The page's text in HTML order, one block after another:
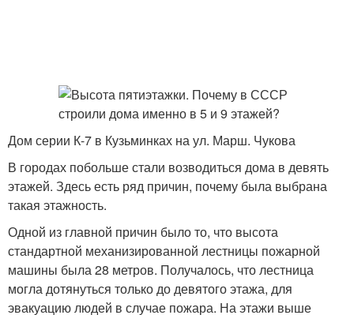
Дом серии К-7 в Кузьминках на ул. Марш. Чукова
В городах побольше стали возводиться дома в девять
этажей. Здесь есть ряд причин, почему была выбрана
такая этажность.
Одной из главной причин было то, что высота
стандартной механизированной лестницы пожарной
машины была 28 метров. Получалось, что лестница
могла дотянуться только до девятого этажа, для
эвакуацию людей в случае пожара. На этажи выше